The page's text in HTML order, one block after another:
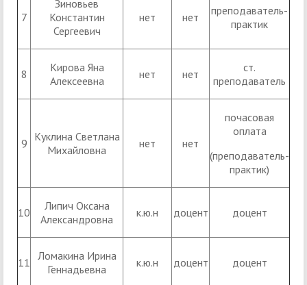
7
Зиновьев
Константин
Сергеевич
нет нет
преподаватель-
практик
8
Кирова Яна
Алексеевна
нет нет
ст.
преподаватель
9 Куклина Светлана
Михайловна
нет нет
почасовая
оплата
(преподаватель-
практик)
10
Липич Оксана
Александровна
к.ю.н доцент доцент
11 Ломакина Ирина
Геннадьевна
к.ю.н доцент доцент